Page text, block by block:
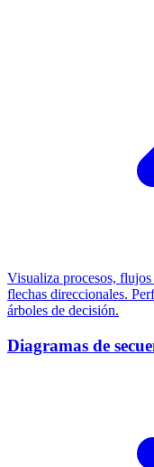
Visualiza procesos,
flechas direccionales.
árboles de decisión.
Diagramas de